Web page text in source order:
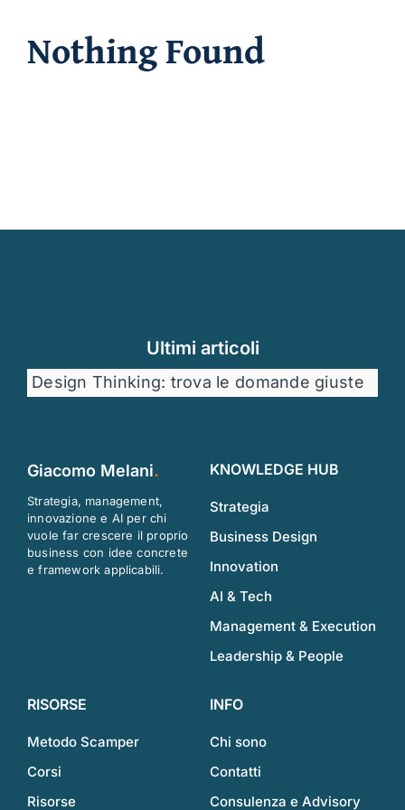
Nothing Found
Ultimi articoli
Design Thinking: trova le domande giuste
Giacomo Melani.
Strategia, management,
innovazione e AI per chi
vuole far crescere il proprio
business con idee concrete
e framework applicabili.
KNOWLEDGE HUB
Strategia
Business Design
Innovation
AI & Tech
Management & Execution
Leadership & People
RISORSE
Metodo Scamper
Corsi
Risorse
INFO
Chi sono
Contatti
Consulenza e Advisory